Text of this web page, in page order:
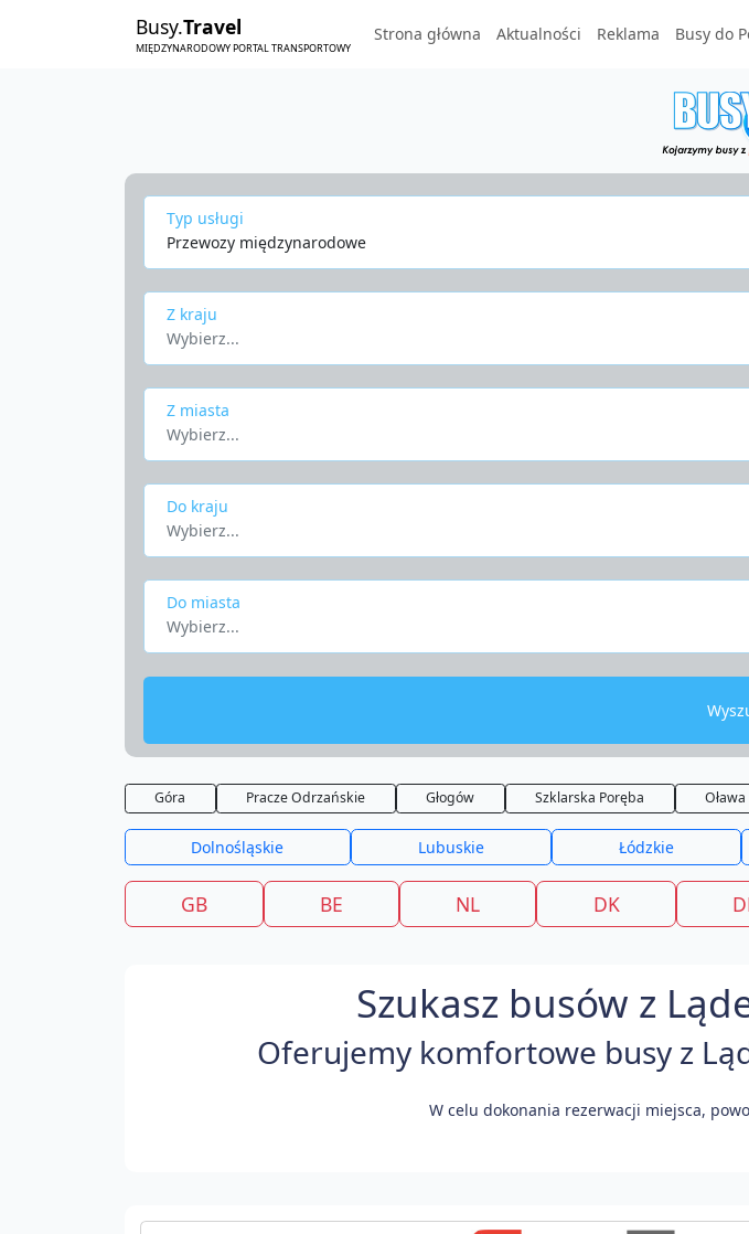
Busy.Travel
MIĘDZYNARODOWY PORTAL TRANSPORTOWY
Strona główna Aktualności Reklama Busy do
Typ usługi
Przewozy międzynarodowe
Z kraju
Wybierz...
Z miasta
Wybierz...
Do kraju
Wybierz...
Do miasta
Wybierz...
Góra Pracze Odrzańskie Głogów Szklarska Poręba Oława
Dolnośląskie Lubuskie Łódzkie
GB BE NL DK
Szukasz busów z
Oferujemy komfortowe busy z
W celu dokonania rezerwacji miejsca,